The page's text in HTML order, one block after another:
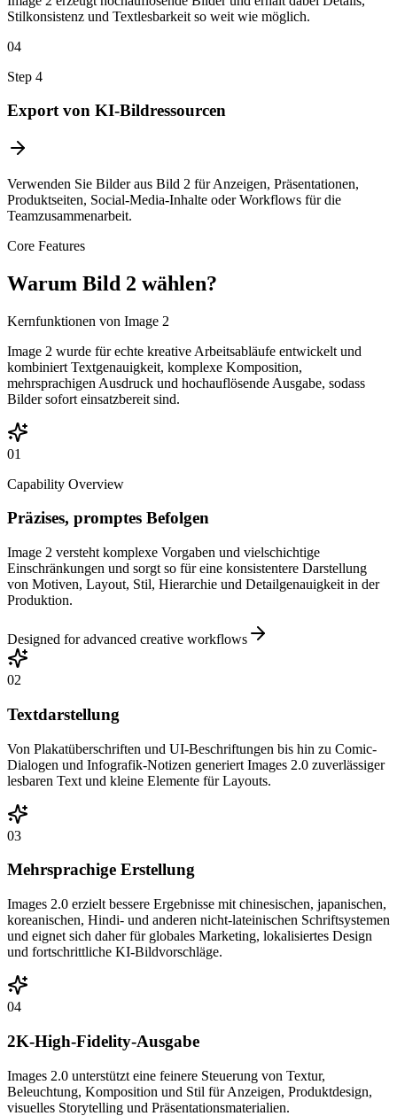
Stilkonsistenz und Textlesbarkeit so weit wie möglich.
04
Step 4
Export von KI-Bildressourcen
Verwenden Sie Bilder aus Bild 2 für Anzeigen, Präsentationen,
Produktseiten, Social-Media-Inhalte oder Workflows für die
Teamzusammenarbeit.
Core Features
Warum Bild 2 wählen?
Kernfunktionen von Image 2
Image 2 wurde für echte kreative Arbeitsabläufe entwickelt und
kombiniert Textgenauigkeit, komplexe Komposition,
mehrsprachigen Ausdruck und hochauflösende Ausgabe, sodass
Bilder sofort einsatzbereit sind.
01
Capability Overview
Präzises, promptes Befolgen
Image 2 versteht komplexe Vorgaben und vielschichtige
Einschränkungen und sorgt so für eine konsistentere Darstellung
von Motiven, Layout, Stil, Hierarchie und Detailgenauigkeit in der
Produktion.
Designed for advanced creative workflows
02
Textdarstellung
Von Plakatüberschriften und UI-Beschriftungen bis hin zu Comic-
Dialogen und Infografik-Notizen generiert Images 2.0 zuverlässiger
lesbaren Text und kleine Elemente für Layouts.
03
Mehrsprachige Erstellung
Images 2.0 erzielt bessere Ergebnisse mit chinesischen, japanischen,
koreanischen, Hindi- und anderen nicht-lateinischen Schriftsystemen
und eignet sich daher für globales Marketing, lokalisiertes Design
und fortschrittliche KI-Bildvorschläge.
04
2K-High-Fidelity-Ausgabe
Images 2.0 unterstützt eine feinere Steuerung von Textur,
Beleuchtung, Komposition und Stil für Anzeigen, Produktdesign,
visuelles Storytelling und Präsentationsmaterialien.